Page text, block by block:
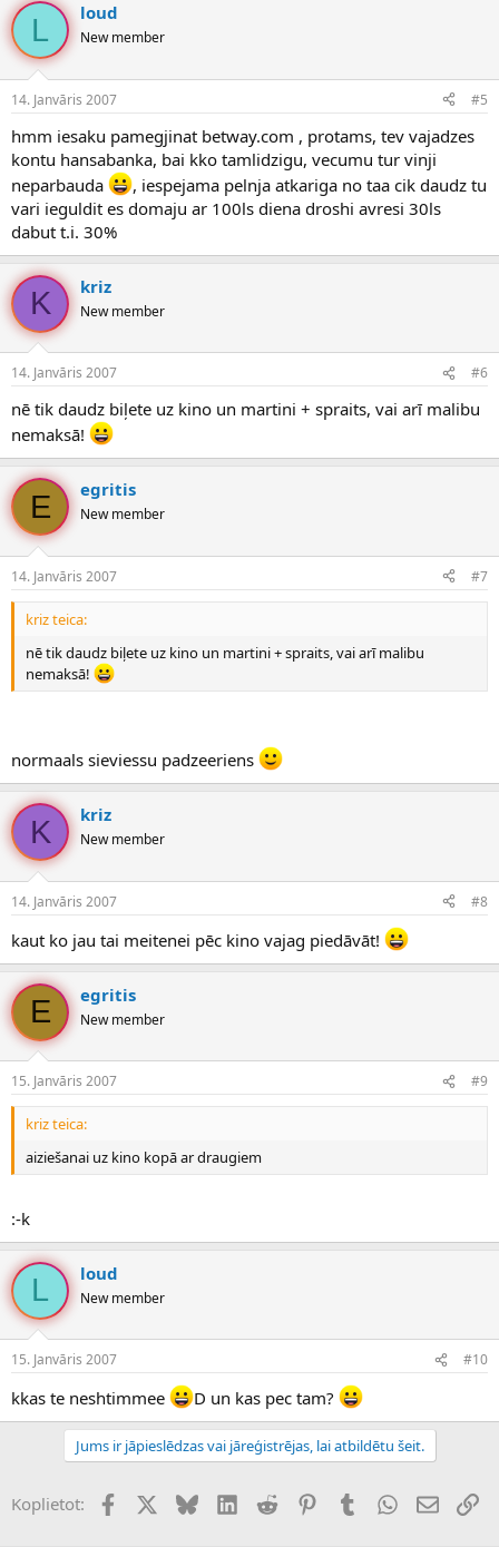
L loud
New member
14. Janvāris 2007 #5
hmm iesaku pamegjinat betway.com , protams, tev vajadzes
kontu hansabanka, bai kko tamlidzigu, vecumu tur vinji
neparbauda
, iespejama pelnja atkariga no taa cik daudz tu
vari ieguldit es domaju ar 100ls diena droshi avresi 30ls
dabut t.i. 30%
K kriz
New member
14. Janvāris 2007 #6
nē tik daudz biļete uz kino un martini + spraits, vai arī malibu
nemaksā!
E egritis
New member
14. Janvāris 2007 #7
kriz teica:
nē tik daudz biļete uz kino un martini + spraits, vai arī malibu
nemaksā!
normaals sieviessu padzeeriens
K kriz
New member
14. Janvāris 2007 #8
kaut ko jau tai meitenei pēc kino vajag piedāvāt!
E egritis
New member
15. Janvāris 2007 #9
kriz teica:
aiziešanai uz kino kopā ar draugiem
:-k
L loud
New member
15. Janvāris 2007 #10
kkas te neshtimmee D un kas pec tam?
Jums ir jāpieslēdzas vai jāreģistrējas, lai atbildētu šeit.
Koplietot: FacebookX (Twitter)
BlueskyLinkedInReddit PinterestTumblrWhatsApp
E-pasts